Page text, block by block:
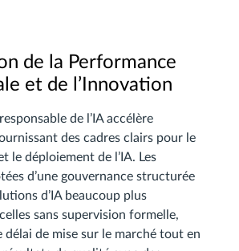
de la Performance
et de l’Innovation
de l’IA accélère
des cadres clairs pour le
le déploiement de l’IA. Les
d’une gouvernance structurée
d’IA beaucoup plus
sans supervision formelle,
délai de mise sur le marché tout en